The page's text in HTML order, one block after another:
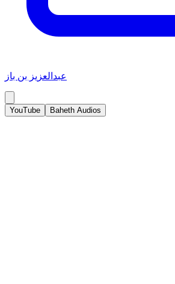
عبدالعزيز بن باز
YouTube Baheth Audios